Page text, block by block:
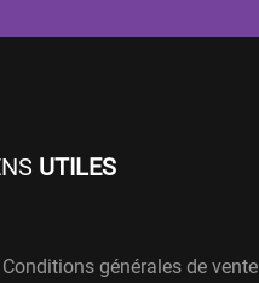
UTILES
Conditions générales de vente